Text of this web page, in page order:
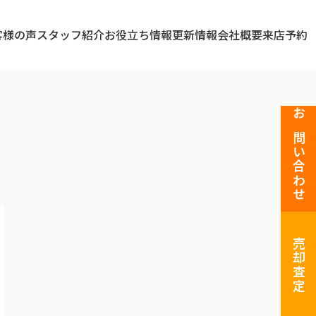
の声スタッフ紹介お役立ち情報更新情報会社概要来店予約
お問い合わせ
売却査定